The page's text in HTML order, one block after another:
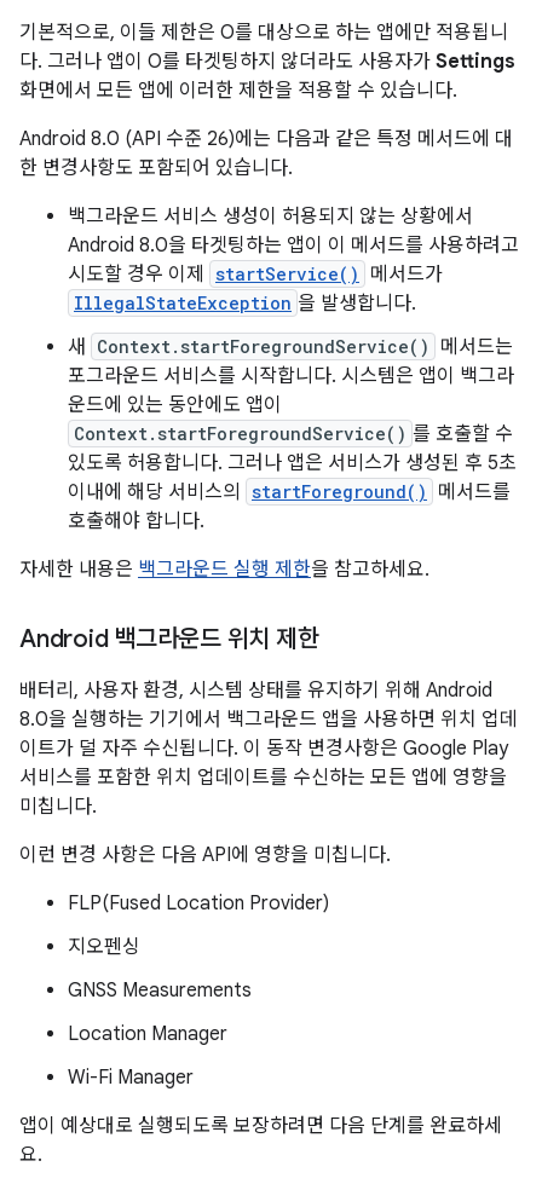
기본적으로, 이들 제한은 O를 대상으로 하는 앱에만 적용됩니
다. 그러나 앱이 O를 타겟팅하지 않더라도 사용자가 Settings
화면에서 모든 앱에 이러한 제한을 적용할 수 있습니다.
Android 8.0 (API 수준 26)에는 다음과 같은 특정 메서드에 대
한 변경사항도 포함되어 있습니다.
백그라운드 서비스 생성이 허용되지 않는 상황에서
Android 8.0을 타겟팅하는 앱이 이 메서드를 사용하려고
시도할 경우 이제
startService() 메서드가
IllegalStateException 을 발생합니다.
새
Context.startForegroundService()
메서드는
포그라운드 서비스를 시작합니다. 시스템은 앱이 백그라
운드에 있는 동안에도 앱이
Context.startForegroundService() 를 호출할 수
있도록 허용합니다. 그러나 앱은 서비스가 생성된 후 5초
이내에 해당 서비스의
startForeground()
메서드를
호출해야 합니다.
자세한 내용은 백그라운드 실행 제한을 참고하세요.
Android 백그라운드 위치 제한
배터리, 사용자 환경, 시스템 상태를 유지하기 위해 Android
8.0을 실행하는 기기에서 백그라운드 앱을 사용하면 위치 업데
이트가 덜 자주 수신됩니다. 이 동작 변경사항은 Google Play
서비스를 포함한 위치 업데이트를 수신하는 모든 앱에 영향을
미칩니다.
이런 변경 사항은 다음 API에 영향을 미칩니다.
FLP(Fused Location Provider)
지오펜싱
GNSS Measurements
Location Manager
Wi-Fi Manager
앱이 예상대로 실행되도록 보장하려면 다음 단계를 완료하세
요.